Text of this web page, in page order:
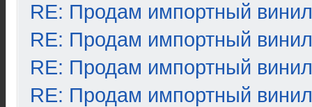
RE: Продам импортный винил
RE: Продам импортный винил
RE: Продам импортный винил
RE: Продам импортный винил